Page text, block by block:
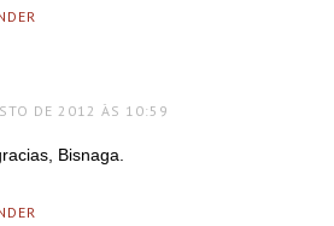
DE 2012 ÀS 10:59
Bisnaga.